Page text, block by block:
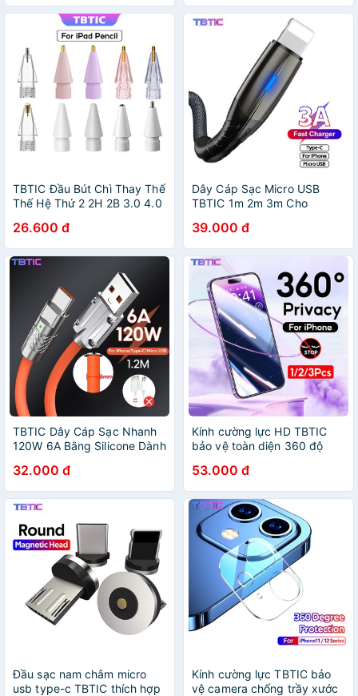
TBTIC Đầu Bút Chì Thay Thế
Thế Hệ Thứ 2 2H 2B 3.0 4.0
26.600 đ
Dây Cáp Sạc Micro USB
TBTIC 1m 2m 3m Cho
Pro Max X Xs 5 5s Se
39.000 đ
TBTIC Dây Cáp Sạc Nhanh
120W 6A Bằng Silicone Dành
OPPO
32.000 đ
Kính cường lực HD TBTIC
bảo vệ toàn diện 360 độ
13 12 11 Pro Xs Max XR X
53.000 đ
Đầu sạc nam châm micro
usb type-c TBTIC thích hợp
Kính cường lực TBTIC bảo
vệ camera chống trầy xước